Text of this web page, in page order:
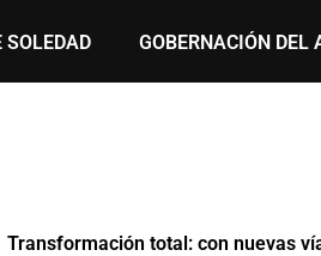
SOLEDAD GOBERNACIÓN DEL
Transformación total: con nuevas